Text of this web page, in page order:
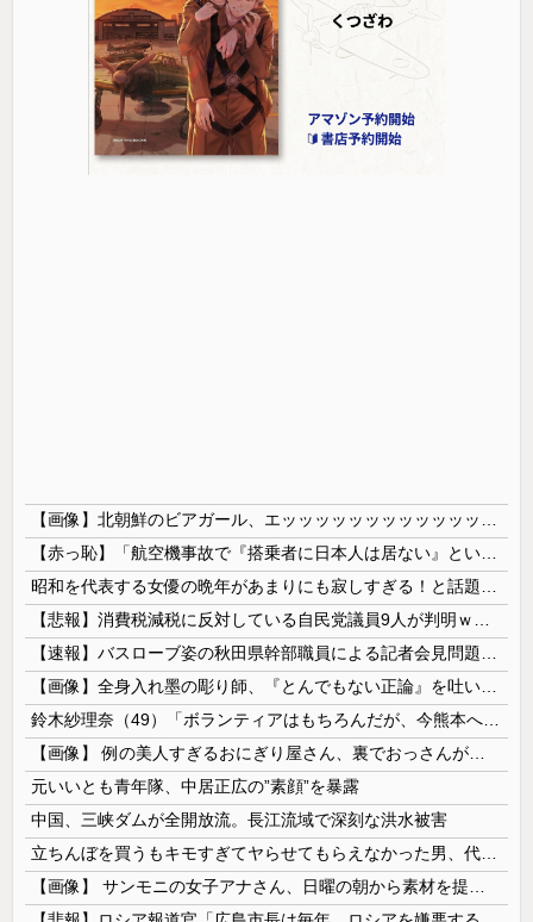
元いいとも青年隊、中居正広の”素顔”を暴露
中国、三峡ダムが全開放流。長江流域で深刻な洪水被害